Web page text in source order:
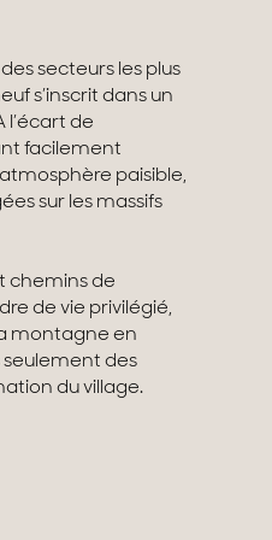
des secteurs les plus
s’inscrit dans un
de
facilement
paisible,
sur les massifs
chemins de
de vie privilégié,
montagne en
seulement des
du village.